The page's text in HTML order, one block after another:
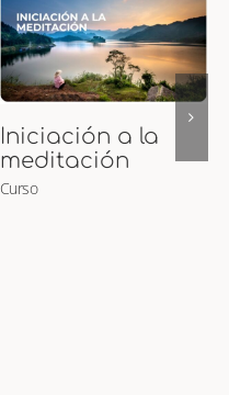
Curso Presencial
de Maternidad
Ayurveda y